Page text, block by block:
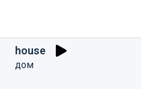
house
дом